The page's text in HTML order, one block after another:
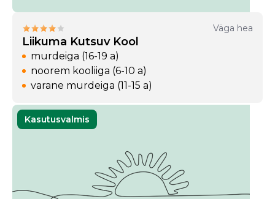
Väga hea
Liikuma Kutsuv Kool
murdeiga (16-19 a)
noorem kooliiga (6-10 a)
varane murdeiga (11-15 a)
Kasutusvalmis